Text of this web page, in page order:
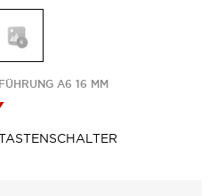
A6 16 MM